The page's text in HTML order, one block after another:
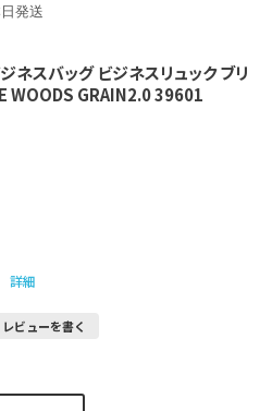
発送
ネスバッグ ビジネスリュック ブリ
WOODS GRAIN2.0 39601
詳細
レビューを書く